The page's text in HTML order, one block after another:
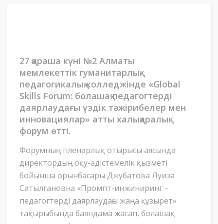
27 қараша күні №2 Алматы
мемлекеттік гуманитарлық-
педагогикалық колледжінде «Global
Skills Forum: болашақ педагогтерді
даярлаудағы үздік тәжірибелер мен
инновациялар» атты халықаралық
форум өтті.
Форумның пленарлық отырысы аясында
директордың оқу-әдістемелік қызметі
бойынша орынбасары Джубатова Луиза
Сатылгановна «Промпт-инжиниринг –
педагогтерді даярлаудағы жаңа құзырет»
тақырыбында баяндама жасап, болашақ